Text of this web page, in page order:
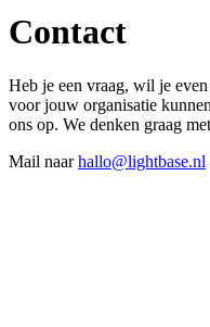
Contact
Heb je een vraag, wil je
voor jouw organisatie
ons op. We denken graag
Mail naarhallo@lightbase.nl